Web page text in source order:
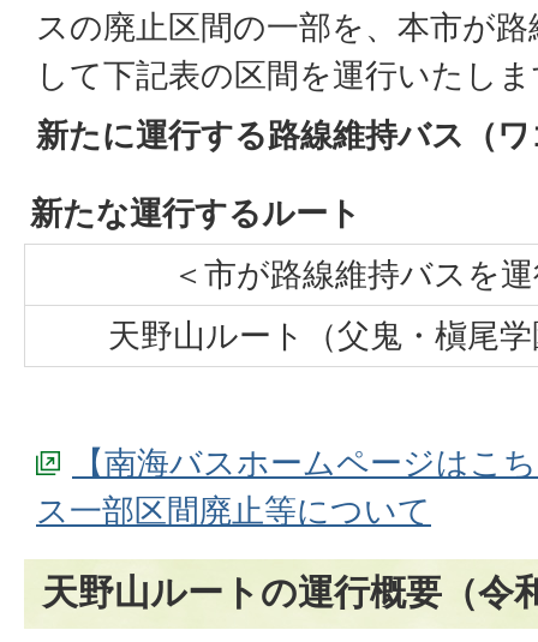
スの廃止区間の一部を、本市が
して下記表の区間を運行いたし
新たに運行する路線維持バス（
新たな運行するルート
＜市が路線維持バスを
天野山ルート（父鬼・槇尾
【南海バスホームページはこ
ス一部区間廃止等について
天野山ルートの運行概要（令